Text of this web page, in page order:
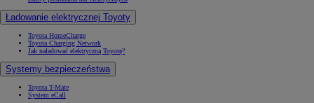
Ładowanie elektrycznej Toyoty
Toyota HomeCharge
Toyota Charging Network
Jak naładować elektryczną Toyotę?
Systemy bezpieczeństwa
Toyota T-Mate
System eCall